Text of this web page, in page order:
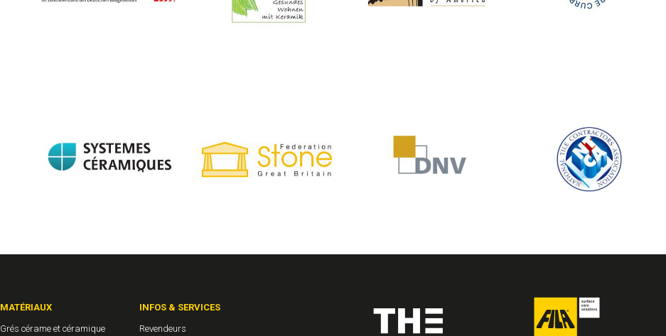
MATÉRIAUX
Grés cérame et céramique
INFOS & SERVICES
Revendeurs